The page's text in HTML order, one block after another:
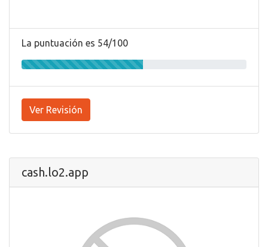
La puntuación es 54/100
Ver Revisión
cash.lo2.app